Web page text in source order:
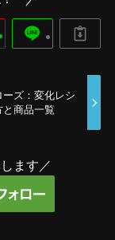
ズ：変化レシ
と商品一覧
ます／